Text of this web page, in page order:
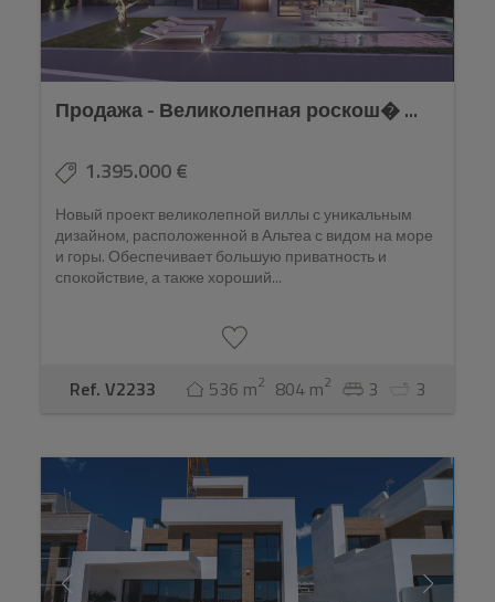
Продажа - Великолепная роскош� ...
1.395.000 €
Новый проект великолепной виллы с уникальным
дизайном, расположенной в Альтеа с видом на море
и горы. Обеспечивает большую приватность и
спокойствие, а также хороший...
Ref. V2233 536 m2 804 m2 3 3